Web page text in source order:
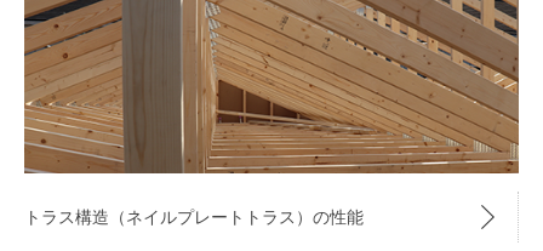
トラス構造（ネイルプレートトラス）の性能